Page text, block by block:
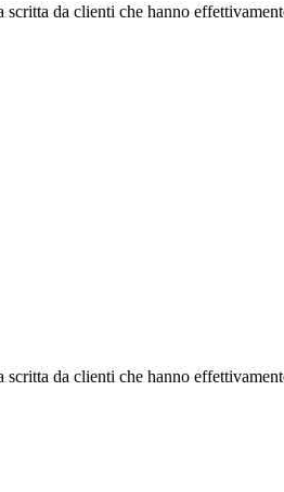
da clienti che hanno
da clienti che hanno